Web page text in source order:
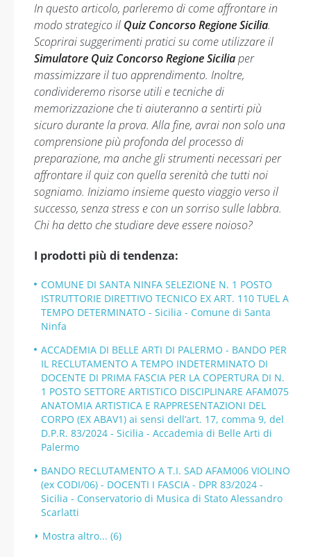
In questo articolo, parleremo di come affrontare in
modo strategico il Quiz Concorso Regione Sicilia.
Scoprirai suggerimenti pratici su come utilizzare il
Simulatore Quiz Concorso Regione Siciliaper
massimizzare il tuo apprendimento. Inoltre,
condivideremo risorse utili e tecniche di
memorizzazione che ti aiuteranno a sentirti più
sicuro durante la prova. Alla fine, avrai non solo una
comprensione più profonda del processo di
preparazione, ma anche gli strumenti necessari per
affrontare il quiz con quella serenità che tutti noi
sogniamo. Iniziamo insieme questo viaggio verso il
successo, senza stress e con un sorriso sulle labbra.
Chi ha detto che studiare deve essere noioso?
I prodotti più di tendenza:
COMUNE DI SANTA NINFA SELEZIONE N. 1 POSTO
ISTRUTTORIE DIRETTIVO TECNICO EX ART. 110 TUEL A
TEMPO DETERMINATO - Sicilia - Comune di Santa
Ninfa
ACCADEMIA DI BELLE ARTI DI PALERMO - BANDO PER
IL RECLUTAMENTO A TEMPO INDETERMINATO DI
DOCENTE DI PRIMA FASCIA PER LA COPERTURA DI N.
1 POSTO SETTORE ARTISTICO DISCIPLINARE AFAM075
ANATOMIA ARTISTICA E RAPPRESENTAZIONI DEL
CORPO (EX ABAV1) ai sensi dell’art. 17, comma 9, del
D.P.R. 83/2024 - Sicilia - Accademia di Belle Arti di
Palermo
BANDO RECLUTAMENTO A T.I. SAD AFAM006 VIOLINO
(ex CODI/06) - DOCENTI I FASCIA - DPR 83/2024 -
Sicilia - Conservatorio di Musica di Stato Alessandro
Scarlatti
Mostra altro... (6)